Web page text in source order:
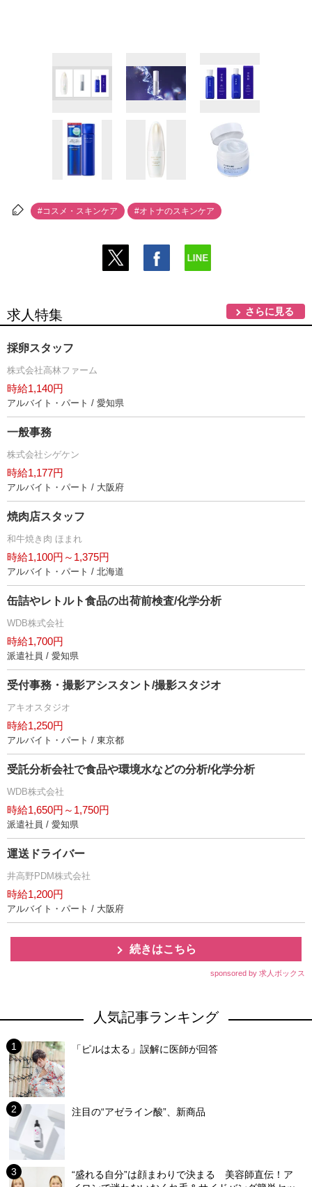
#コスメ・スキンケア #オトナのスキンケア
求人特集 さらに見る
採卵スタッフ
株式会社高林ファーム
時給1,140円
アルバイト・パート / 愛知県
一般事務
株式会社シゲケン
時給1,177円
アルバイト・パート / 大阪府
焼肉店スタッフ
和牛焼き肉 ほまれ
時給1,100円～1,375円
アルバイト・パート / 北海道
缶詰やレトルト食品の出荷前検査/化学分析
WDB株式会社
時給1,700円
派遣社員 / 愛知県
受付事務・撮影アシスタント/撮影スタジオ
アキオスタジオ
時給1,250円
アルバイト・パート / 東京都
受託分析会社で食品や環境水などの分析/化学分析
WDB株式会社
時給1,650円～1,750円
派遣社員 / 愛知県
運送ドライバー
井高野PDM株式会社
時給1,200円
アルバイト・パート / 大阪府
続きはこちら
sponsored by 求人ボックス
人気記事ランキング
「ピルは太る」誤解に医師が回答
注目の“アゼライン酸”、新商品
“盛れる自分”は顔まわりで決まる 美容師直伝！ア